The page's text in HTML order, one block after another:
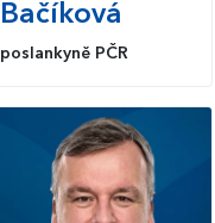
Bačíková
poslankyně PČR